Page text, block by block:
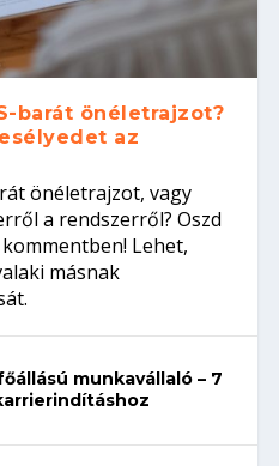
barát önéletrajzot?
az
önéletrajzot, vagy
a rendszerről? Oszd
Lehet,
másnak
munkavállaló – 7